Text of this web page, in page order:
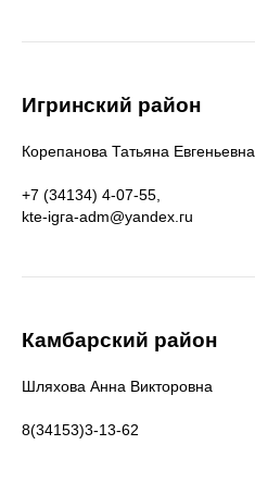
Игринский район
Корепанова Татьяна Евгеньевна
+7 (34134) 4-07-55,
kte-igгa-adm@yandex.гu
Камбарский район
Шляхова Анна Викторовна
8(34153)3-13-62